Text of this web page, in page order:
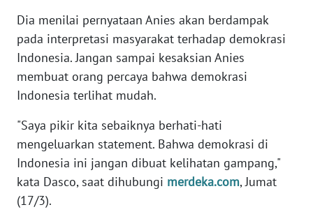
Dia menilai pernyataan Anies akan berdampak
pada interpretasi masyarakat terhadap demokrasi
Indonesia. Jangan sampai kesaksian Anies
membuat orang percaya bahwa demokrasi
Indonesia terlihat mudah.
"Saya pikir kita sebaiknya berhati-hati
mengeluarkan statement. Bahwa demokrasi di
Indonesia ini jangan dibuat kelihatan gampang,"
kata Dasco, saat dihubungi merdeka.com, Jumat
(17/3).
WN
JABAR
WN
WN
NTT
WN